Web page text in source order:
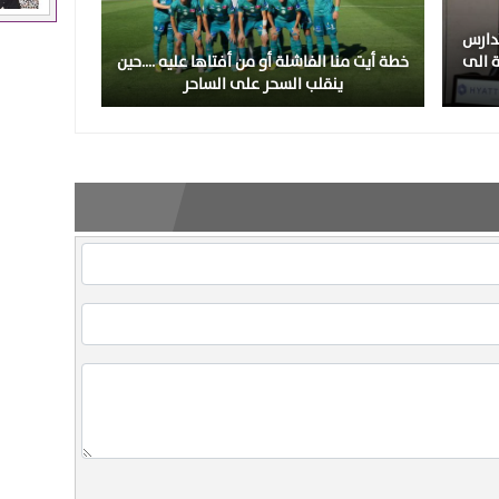
الى
خطة أيت منا الفاشلة أو من أفتاها عليه ….حين
ينقلب السحر على الساحر